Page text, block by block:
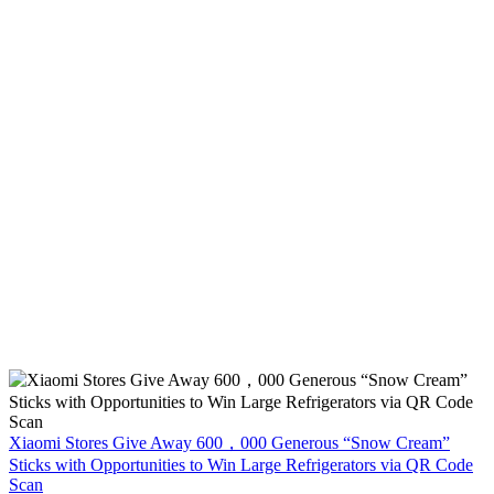
Xiaomi Stores Give Away 600，000 Generous “Snow Cream”
Sticks with Opportunities to Win Large Refrigerators via QR Code
Scan